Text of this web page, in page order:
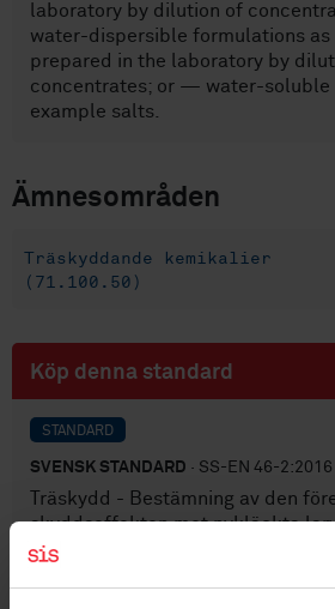
laboratory by dilution of
water-dispersible formulations as
prepared in the laboratory by
concentrates; or — water-soluble
example salts.
Ämnesområden
Träskyddande kemikalier
(71.100.50)
Köp denna standard
STANDARD
SVENSK STANDARD · SS-EN 46-2:2016
Träskydd - Bestämning av den
skyddseffekten mot nykläckta
Del 2: Äggdödande effekt